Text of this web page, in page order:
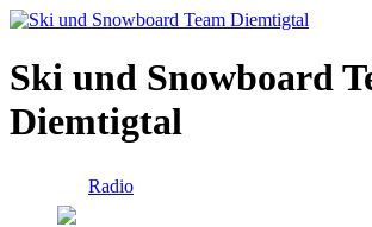
Ski und Snowboard
Diemtigtal
Radio